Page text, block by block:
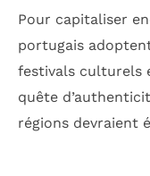
Pour capitaliser
portugais
festivals culturels
quête
régions devraient